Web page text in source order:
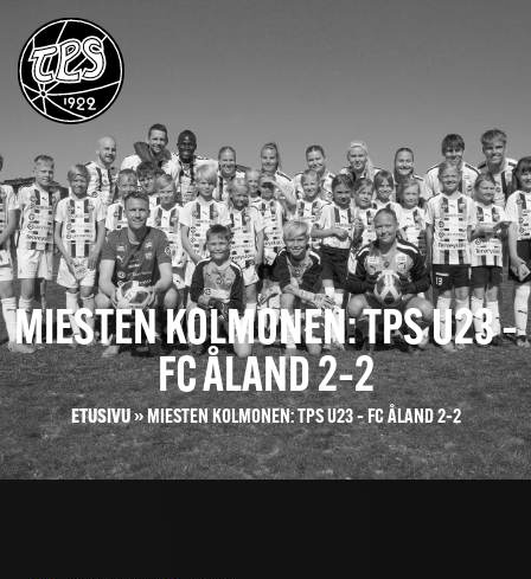
MIESTEN KOLMONEN: TPS U23 –
FC ÅLAND 2–2
ETUSIVU»MIESTEN KOLMONEN: TPS U23 – FC ÅLAND 2–2